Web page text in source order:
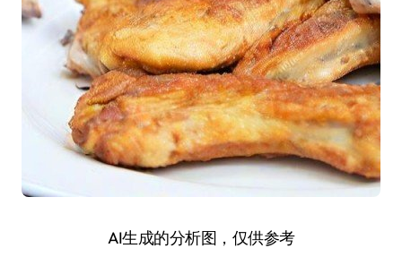
AI生成的分析图，仅供参考